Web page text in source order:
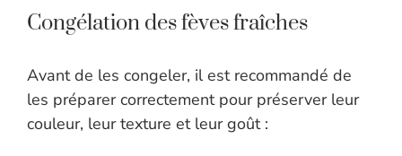
Congélation des fèves fraîches
Avant de les congeler, il est recommandé de
les préparer correctement pour préserver leur
couleur, leur texture et leur goût :